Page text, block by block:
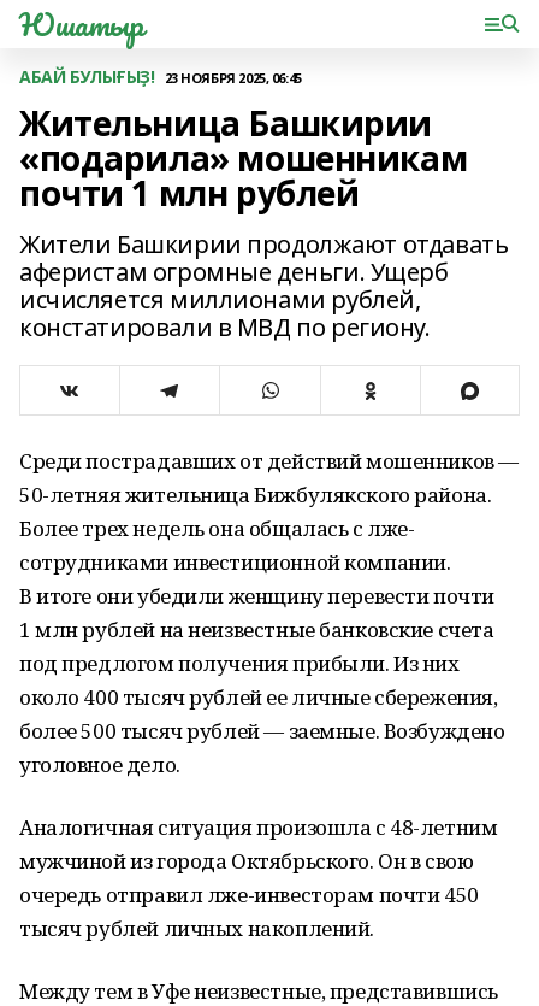
Юшатыр
АБАЙ БУЛЫҒЫҘ! 23 НОЯБРЯ 2025, 06:45
Жительница Башкирии
«подарила» мошенникам
почти 1 млн рублей
Жители Башкирии продолжают отдавать
аферистам огромные деньги. Ущерб
исчисляется миллионами рублей,
констатировали в МВД по региону.
Среди пострадавших от действий мошенников —
50-летняя жительница Бижбулякского района.
Более трех недель она общалась с лже-
сотрудниками инвестиционной компании.
В итоге они убедили женщину перевести почти
1 млн рублей на неизвестные банковские счета
под предлогом получения прибыли. Из них
около 400 тысяч рублей ее личные сбережения,
более 500 тысяч рублей — заемные. Возбуждено
уголовное дело.
Аналогичная ситуация произошла с 48-летним
мужчиной из города Октябрьского. Он в свою
очередь отправил лже-инвесторам почти 450
тысяч рублей личных накоплений.
Между тем в Уфе неизвестные, представившись